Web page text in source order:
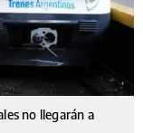
no llegarán a